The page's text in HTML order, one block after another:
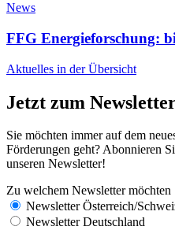
News
FFG Energieforschung:
Aktuelles in der Übersicht
Jetzt zum
Sie möchten immer auf dem
Förderungen geht? Abonnieren
unseren Newsletter!
Zu welchem Newsletter möchten
Newsletter Österreich/
Newsletter Deutschland